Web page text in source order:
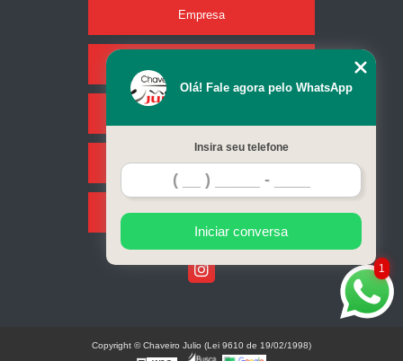
Empresa
Contato
Mapa do site
1
Olá! Fale agora pelo WhatsApp
Insira seu telefone
Iniciar conversa
Copyright © Chaveiro Julio (Lei 9610 de 19/02/1998)